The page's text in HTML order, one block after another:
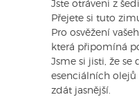
Jste otráveni z
Přejete si tuto
Pro osvěžení
která připomíná
Jsme si jisti, že
esenciálních
zdát jasnější.